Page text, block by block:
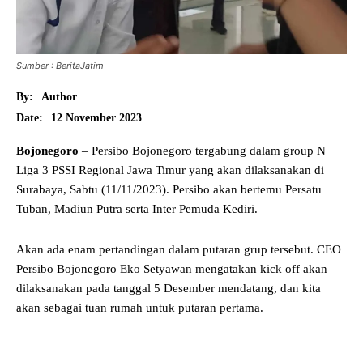
Sumber : BeritaJatim
By:
Author
Date:
12 November 2023
Bojonegoro – Persibo Bojonegoro tergabung dalam group N
Liga 3 PSSI Regional Jawa Timur yang akan dilaksanakan di
Surabaya, Sabtu (11/11/2023). Persibo akan bertemu Persatu
Tuban, Madiun Putra serta Inter Pemuda Kediri.
Akan ada enam pertandingan dalam putaran grup tersebut. CEO
Persibo Bojonegoro Eko Setyawan mengatakan kick off akan
dilaksanakan pada tanggal 5 Desember mendatang, dan kita
akan sebagai tuan rumah untuk putaran pertama.